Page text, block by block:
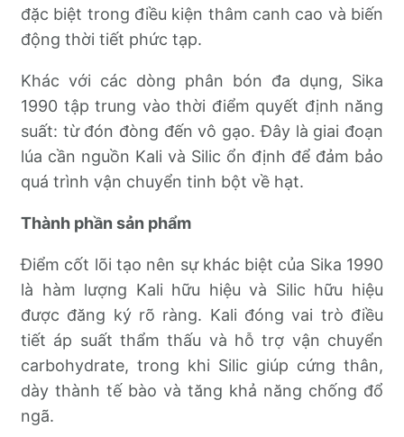
đặc biệt trong điều kiện thâm canh cao và biến
động thời tiết phức tạp.
Khác với các dòng phân bón đa dụng, Sika
1990 tập trung vào thời điểm quyết định năng
suất: từ đón đòng đến vô gạo. Đây là giai đoạn
lúa cần nguồn Kali và Silic ổn định để đảm bảo
quá trình vận chuyển tinh bột về hạt.
Thành phần sản phẩm
Điểm cốt lõi tạo nên sự khác biệt của Sika 1990
là hàm lượng Kali hữu hiệu và Silic hữu hiệu
được đăng ký rõ ràng. Kali đóng vai trò điều
tiết áp suất thẩm thấu và hỗ trợ vận chuyển
carbohydrate, trong khi Silic giúp cứng thân,
dày thành tế bào và tăng khả năng chống đổ
ngã.